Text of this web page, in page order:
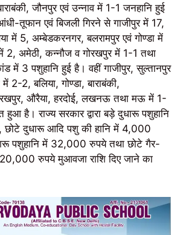
जौनपुर एवं उन्नाव में 1-1 जनहानि हुई
तूफान एवं बिजली गिरने से गाजीपुर में 17,
में 5, अम्बेडकरनगर, बलरामपुर एवं गोण्डा में
2, अमेठी, कन्नौज व गोरखपुर में 1-1 तथा
में 3 पशुहानि हुई है। वहीं गाजीपुर, सुल्तानपुर
2-2, बलिया, गोण्डा, बाराबंकी,
औरैया, हरदोई, लखनऊ तथा मऊ में 1-
हुआ है। राज्य सरकार द्वारा बड़े दुधारू पशुहानि
दुधारू आदि पशु की हानि में 4,000
पशुहानि में 32,000 रुपये तथा छोटे गैर-
रुपये मुआवजा राशि दिए जाने का